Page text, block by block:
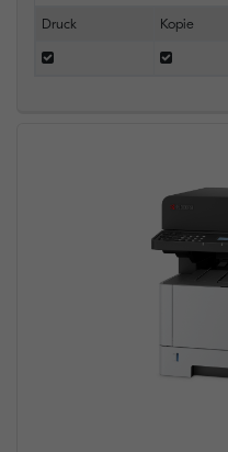
Druck Kopie